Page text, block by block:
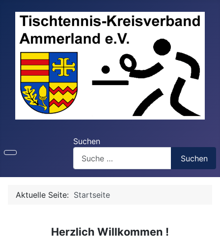
Suchen
Suchen
Aktuelle Seite: Startseite
Herzlich Willkommen !